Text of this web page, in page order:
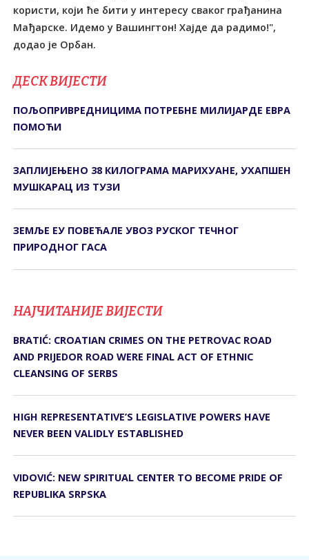
користи, који ће бити у интересу сваког грађанина
Мађарске. Идемо у Вашингтон! Хајде да радимо!",
додао је Орбан.
ДЕСК ВИЈЕСТИ
ПОЉОПРИВРЕДНИЦИМА ПОТРЕБНЕ МИЛИЈАРДЕ ЕВРА
ПОМОЋИ
ЗАПЛИЈЕЊЕНО 38 КИЛОГРАМА МАРИХУАНЕ, УХАПШЕН
МУШКАРАЦ ИЗ ТУЗИ
ЗЕМЉЕ ЕУ ПОВЕЋАЛЕ УВОЗ РУСКОГ ТЕЧНОГ
ПРИРОДНОГ ГАСА
НАЈЧИТАНИЈЕ ВИЈЕСТИ
BRATIĆ: CROATIAN CRIMES ON THE PETROVAC ROAD
AND PRIJEDOR ROAD WERE FINAL ACT OF ETHNIC
CLEANSING OF SERBS
HIGH REPRESENTATIVE’S LEGISLATIVE POWERS HAVE
NEVER BEEN VALIDLY ESTABLISHED
VIDOVIĆ: NEW SPIRITUAL CENTER TO BECOME PRIDE OF
REPUBLIKA SRPSKA